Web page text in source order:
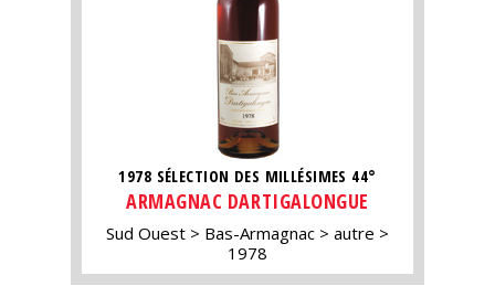
1978 SÉLECTION DES MILLÉSIMES 44°
ARMAGNAC DARTIGALONGUE
Sud Ouest Bas-Armagnac
autre
1978